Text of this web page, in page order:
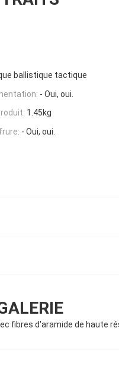
ballistique tactique
- Oui, oui.
1.45kg
- Oui, oui.
fibres d'aramide de haute